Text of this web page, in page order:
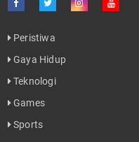
Peristiwa
Gaya Hidup
Teknologi
Games
Sports